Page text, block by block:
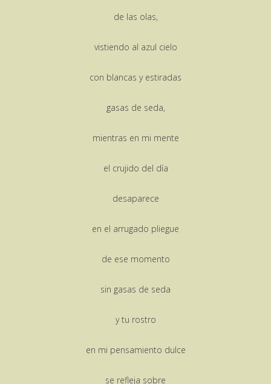
de las olas,
vistiendo al azul cielo
con blancas y estiradas
gasas de seda,
mientras en mi mente
el crujido del día
desaparece
en el arrugado pliegue
de ese momento
sin gasas de seda
y tu rostro
en mi pensamiento dulce
se refleja sobre